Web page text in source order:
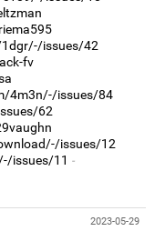
issues/42
fv
4m3n/-/issues/84
62
issues/12
issues/11
2023-05-29